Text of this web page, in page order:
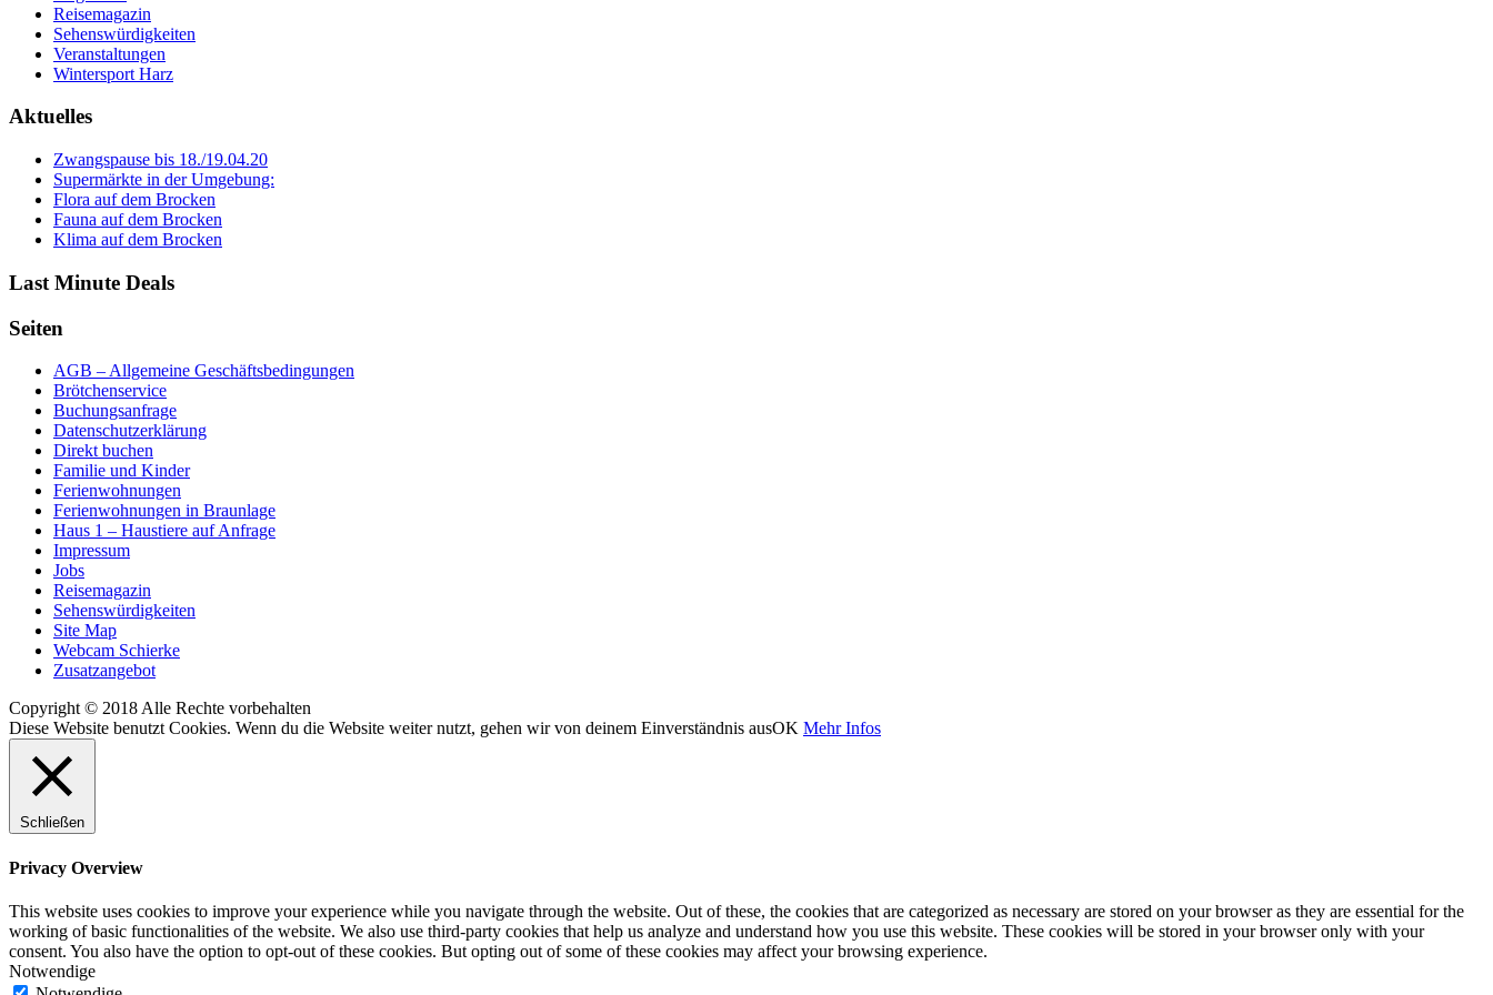
Reisemagazin
Sehenswürdigkeiten
Veranstaltungen
Wintersport Harz
Aktuelles
Zwangspause bis 18./19.04.20
Supermärkte in der Umgebung:
Flora auf dem Brocken
Fauna auf dem Brocken
Klima auf dem Brocken
Last Minute Deals
Seiten
AGB – Allgemeine Geschäftsbedingungen
Brötchenservice
Buchungsanfrage
Datenschutzerklärung
Direkt buchen
Familie und Kinder
Ferienwohnungen
Ferienwohnungen in Braunlage
Haus 1 – Haustiere auf Anfrage
Impressum
Jobs
Reisemagazin
Sehenswürdigkeiten
Site Map
Webcam Schierke
Zusatzangebot
Copyright © 2018 Alle Rechte vorbehalten
Diese Website benutzt Cookies. Wenn du die Website weiter nutzt, gehen wir von deinem Einverständnis ausOK Mehr Infos
Schließen
Privacy Overview
This website uses cookies to improve your experience while you navigate through the website. Out of these, the cookies that are categorized as necessary are stored on your browser as they are essential for the
working of basic functionalities of the website. We also use third-party cookies that help us analyze and understand how you use this website. These cookies will be stored in your browser only with your
consent. You also have the option to opt-out of these cookies. But opting out of some of these cookies may affect your browsing experience.
Notwendige